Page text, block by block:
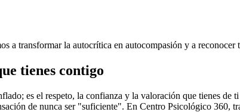
a transformar la autocrítica en autocompasión y a reconocer
tienes contigo
es el respeto, la confianza y la valoración que tienes
de nunca ser "suficiente". En Centro Psicológico 360,